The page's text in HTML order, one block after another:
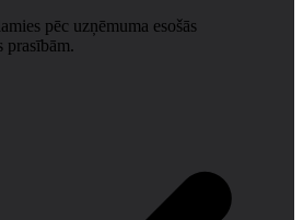
pēc uzņēmuma esošās
prasībām.